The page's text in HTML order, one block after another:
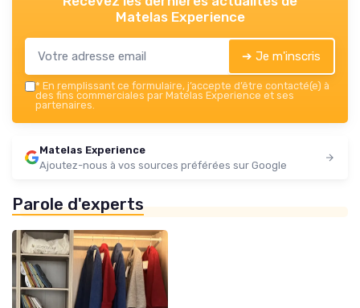
Matelas Experience
➔ Je m'inscris
* En remplissant ce formulaire, j’accepte d’être contacté(e) à
des fins commerciales par Matelas Experience et ses
partenaires.
Matelas Experience
Ajoutez-nous à vos sources préférées sur Google
Parole d'experts